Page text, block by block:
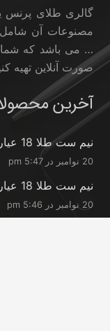
گالری طلای پرنس
مصنوعات آن شامل
… می باشد که شما
صورت آنلاین تهیه
آخرین
نیم ست طلا 18 عیار زنانه مدوپد مدل ستاره کد NA15587
20 نوامبر در 5:47 pm
نیم ست طلا 18 عیار زنانه مدوپد مدل ستاره کد NA15396
20 نوامبر در 5:46 pm